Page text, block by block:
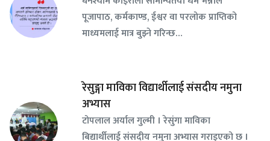
पूजापाठ, कर्मकाण्ड, ईश्वर वा परलोक प्राप्तिको
माध्यमलाई मात्र बुझ्ने गरिन्छ…
रेसुङ्गा माविका विद्यार्थीलाई संसदीय नमुना
अभ्यास
टोपलाल अर्याल गुल्मी । रेसुंगा माविका
बिद्यार्थीलाई संसदीय नमुना अभ्यास गराइएको छ ।